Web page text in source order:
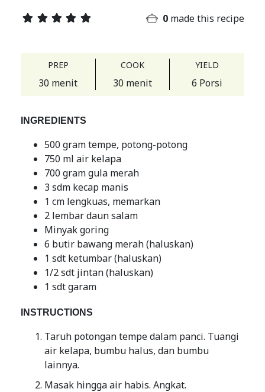
0 made this recipe
PREP
30 menit
COOK
30 menit
YIELD
6 Porsi
INGREDIENTS
500 gram tempe, potong-potong
750 ml air kelapa
700 gram gula merah
3 sdm kecap manis
1 cm lengkuas, memarkan
2 lembar daun salam
Minyak goring
6 butir bawang merah (haluskan)
1 sdt ketumbar (haluskan)
1/2 sdt jintan (haluskan)
1 sdt garam
INSTRUCTIONS
Taruh potongan tempe dalam panci. Tuangi
air kelapa, bumbu halus, dan bumbu
lainnya.
Masak hingga air habis. Angkat.